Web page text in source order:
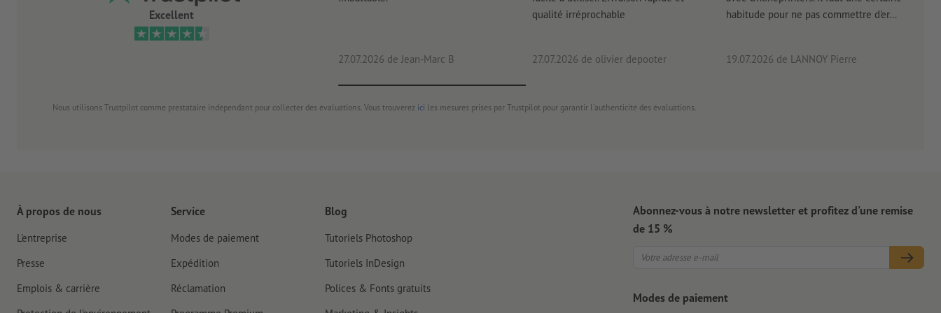
Excellent
27.07.2026 de Jean-Marc B
qualité irréprochable
27.07.2026 de olivier depooter
habitude pour ne pas commettre d'er...
19.07.2026 de LANNOY Pierre
Nous utilisons Trustpilot comme prestataire indépendant pour collecter des évaluations. Vous trouverez ici les mesures prises par Trustpilot pour garantir l'authenticité des évaluations.
À propos de nous
L'entreprise
Presse
Emplois & carrière
Service
Modes de paiement
Expédition
Réclamation
Blog
Tutoriels Photoshop
Tutoriels InDesign
Polices & Fonts gratuits
Abonnez-vous à notre newsletter et profitez d'une remise
de 15 %
Modes de paiement